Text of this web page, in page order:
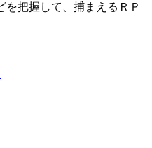
把握して、捕まえるＲＰ